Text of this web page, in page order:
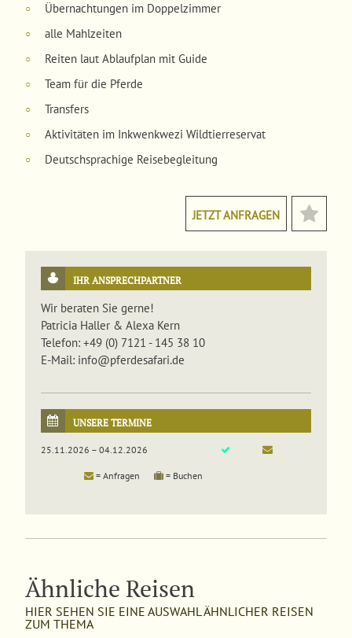
○ Übernachtungen im Doppelzimmer
○ alle Mahlzeiten
○ Reiten laut Ablaufplan mit Guide
○ Team für die Pferde
○ Transfers
○ Aktivitäten im Inkwenkwezi Wildtierreservat
○ Deutschsprachige Reisebegleitung
JETZT ANFRAGEN
IHR ANSPRECHPARTNER
Wir beraten Sie gerne!
Patricia Haller & Alexa Kern
Telefon: +49 (0) 7121 - 145 38 10
E-Mail: info@pferdesafari.de
UNSERE TERMINE
25.11.2026 – 04.12.2026
= Anfragen = Buchen
Ähnliche Reisen
HIER SEHEN SIE EINE AUSWAHL ÄHNLICHER REISEN
ZUM THEMA